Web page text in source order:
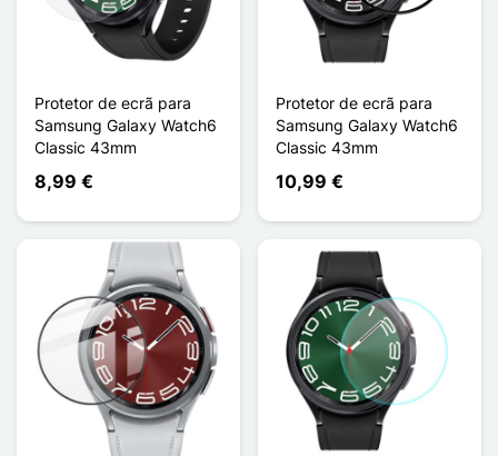
Protetor de ecrã para
Samsung Galaxy Watch6
Classic 43mm
8,99 €
Protetor de ecrã para
Samsung Galaxy Watch6
Classic 43mm
10,99 €